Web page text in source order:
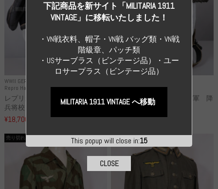
WWII GERMANY
Repro Hat and Cap SS and WSS
レプリカ 武装親衛隊 WSS 歩
兵将校 クラッシュキャップ ...
¥18,700
Repro Hat and Cap Luftwaffe
高品質レプリカ ドイツ空軍 降
下猟兵 ヘルメット
¥49,800
売り切れ 売り切れ
This popup will close in:14
下記商品を新サイト「MILITARIA 1911
VINTAGE」に移転いたしました！
・VN戦衣料、帽子・VN戦 バッグ類・VN戦
階級章、パッチ類
・USサーブラス（ビンテージ品）・ユー
ロサープラス（ビンテージ品）
MILITARIA 1911 VINTAGE へ移動
CLOSE